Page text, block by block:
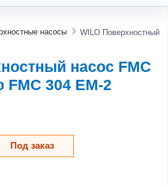
насосы
WILO Поверхностный
насос FMC
FMC 304 EM-2
Под заказ